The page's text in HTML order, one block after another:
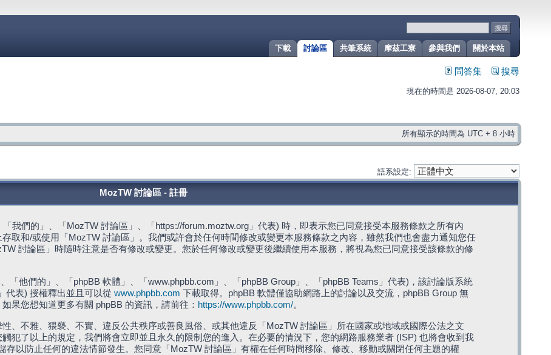
關於本站
參與我們
摩茲工寮
共筆系統
討論區
下載
問答集 搜尋
現在的時間是 2026-08-07, 20:03
所有顯示的時間為 UTC + 8 小時
語系設定:
MozTW 討論區 - 註冊
我們的」、「MozTW 討論區」、「https://forum.moztw.org」代表) 時，即表示您已同意接受本服務條款之所有內
取和/或使用「MozTW 討論區」。我們或許會於任何時間修改或變更本服務條款之內容，雖然我們也會盡力通知您任
討論區」時隨時注意是否有修改或變更。您於任何修改或變更後繼續使用本服務，將視為您已同意接受該條款的修
「他們的」、「phpBB 軟體」、「www.phpbb.com」、「phpBB Group」、「phpBB Teams」代表)，該討論版系統
代表) 授權釋出並且可以從 www.phpbb.com 下載取得。phpBB 軟體僅協助網路上的討論以及交流，phpBB Group 無
果您想知道更多有關 phpBB 的資訊，請前往： https://www.phpbb.com/。
、不雅、猥褻、不實、違反公共秩序或善良風俗、或其他違反「MozTW 討論區」所在國家或地域或國際公法之文
犯了以上的規定，我們將會立即並且永久的限制您的進入。在必要的情況下，您的網路服務業者 (ISP) 也將會收到我
存以防止任何的違法情節發生。您同意「MozTW 討論區」有權在任何時間移除、修改、移動或關閉任何主題的權